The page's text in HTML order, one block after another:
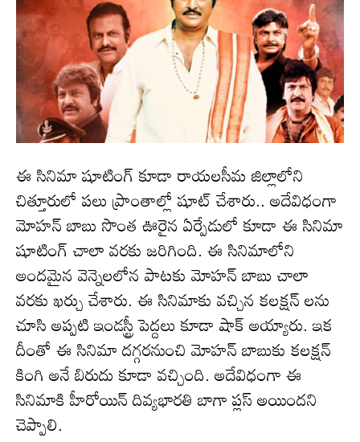
ఈ సినిమా షూటింగ్ కూడా రాయలసీమ జిల్లాలోని
చిత్తూరులో పలు ప్రాంతాల్లో షూట్ చేశారు.. అదేవిధంగా
మోహన్ బాబు సొంత ఊరైన ఏర్పేడులో కూడా ఈ సినిమా
షూటింగ్ చాలా వరకు జరిగింది. ఈ సినిమాలోని
అందమైన వెన్నెలలోన పాటకు మోహ‌న్‌ బాబు చాలా
వ‌ర‌కు ఖర్చు చేశారు. ఈ సినిమాకు వచ్చిన కలక్షన్ ల‌ను
చూసి అప్పటి ఇండస్ట్రీ పెద్దలు కూడా షాక్ అయ్యారు. ఇక
దీంతో ఈ సినిమా దగ్గరనుంచి మోహన్ బాబుకు కలక్షన్
కింగి అనే బిరుదు కూడా వచ్చింది. అదేవిధంగా ఈ
సినిమాకి హీరోయిన్‌ దివ్యభారతి బాగా ప్లస్ అయిందని
చెప్పాలి.